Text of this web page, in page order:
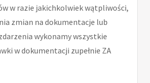
w razie jakichkolwiek wątpliwości,
zmian na dokumentacje lub
wykonamy wszystkie
w dokumentacji zupełnie ZA